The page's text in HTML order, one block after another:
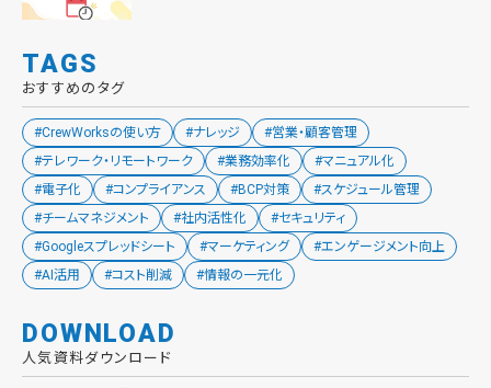
TAGS
おすすめのタグ
#CrewWorksの使い方 #ナレッジ
#営業・顧客管理
#テレワーク・リモートワーク
#業務効率化
#マニュアル化
#電子化
#コンプライアンス #BCP対策
#スケジュール管理
#チームマネジメント
#社内活性化
#セキュリティ
#Googleスプレッドシート
#マーケティング
#エンゲージメント向上
#AI活用
#コスト削減 #情報の一元化
DOWNLOAD
人気資料ダウンロード